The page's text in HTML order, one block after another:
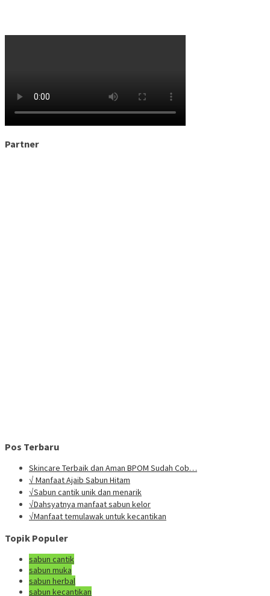
Partner
Pos Terbaru
Skincare Terbaik dan Aman BPOM Sudah Cob…
√ Manfaat Ajaib Sabun Hitam
√Sabun cantik unik dan menarik
√Dahsyatnya manfaat sabun kelor
√Manfaat temulawak untuk kecantikan
Topik Populer
sabun cantik
sabun muka
sabun herbal
sabun kecantikan